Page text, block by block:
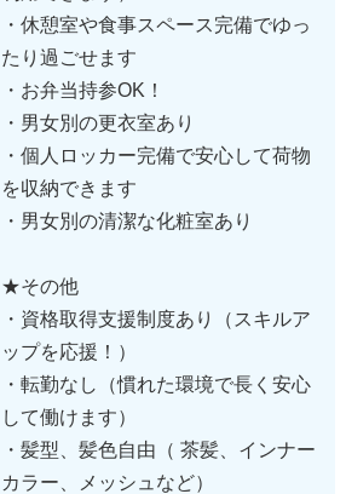
・休憩室や食事スペース完備でゆっ
たり過ごせます
・お弁当持参OK！
・男女別の更衣室あり
・個人ロッカー完備で安心して荷物
を収納できます
・男女別の清潔な化粧室あり
★その他
・資格取得支援制度あり（スキルア
ップを応援！）
・転勤なし（慣れた環境で長く安心
して働けます）
・髪型、髪色自由（ 茶髪、インナー
カラー、メッシュなど）